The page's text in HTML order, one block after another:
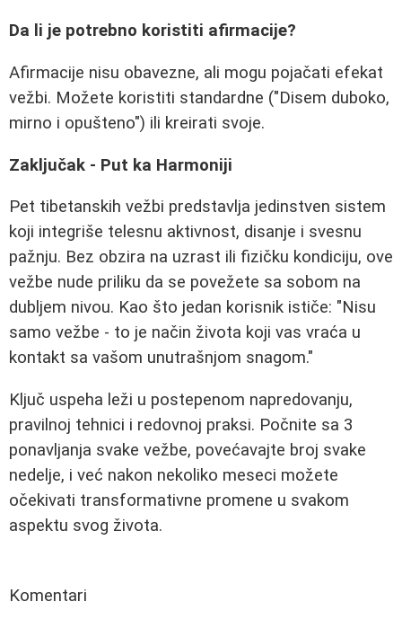
Da li je potrebno koristiti afirmacije?
Afirmacije nisu obavezne, ali mogu pojačati efekat
vežbi. Možete koristiti standardne ("Disem duboko,
mirno i opušteno") ili kreirati svoje.
Zaključak - Put ka Harmoniji
Pet tibetanskih vežbi predstavlja jedinstven sistem
koji integriše telesnu aktivnost, disanje i svesnu
pažnju. Bez obzira na uzrast ili fizičku kondiciju, ove
vežbe nude priliku da se povežete sa sobom na
dubljem nivou. Kao što jedan korisnik ističe: "Nisu
samo vežbe - to je način života koji vas vraća u
kontakt sa vašom unutrašnjom snagom."
Ključ uspeha leži u postepenom napredovanju,
pravilnoj tehnici i redovnoj praksi. Počnite sa 3
ponavljanja svake vežbe, povećavajte broj svake
nedelje, i već nakon nekoliko meseci možete
očekivati transformativne promene u svakom
aspektu svog života.
Komentari